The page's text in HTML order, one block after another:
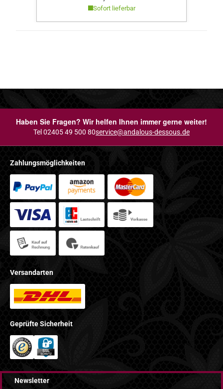
Sofort lieferbar
Haben Sie Fragen? Wir helfen Ihnen immer gerne weiter!
Tel 02405 49 500 80service@andalous-dessous.de
Zahlungsmöglichkeiten
Versandarten
Geprüfte Sicherheit
Newsletter